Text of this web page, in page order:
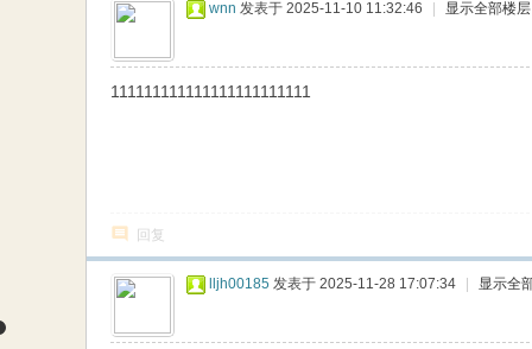
wnn 发表于 2025-11-10 11:32:46 显示全部楼层
111111111111111111111111
回复
lljh00185 发表于 2025-11-28 17:07:34 显示全